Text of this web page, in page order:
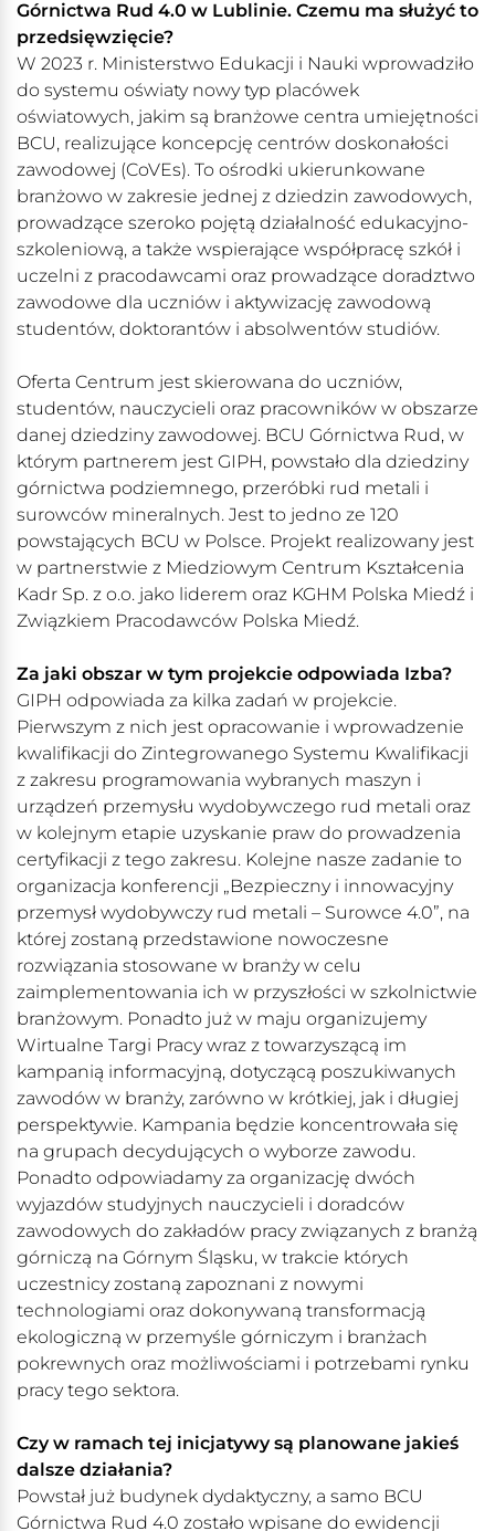
Górnictwa Rud 4.0 w Lublinie. Czemu ma służyć to
przedsięwzięcie?
W 2023 r. Ministerstwo Edukacji i Nauki wprowadziło
do systemu oświaty nowy typ placówek
oświatowych, jakim są branżowe centra umiejętności
BCU, realizujące koncepcję centrów doskonałości
zawodowej (CoVEs). To ośrodki ukierunkowane
branżowo w zakresie jednej z dziedzin zawodowych,
prowadzące szeroko pojętą działalność edukacyjno-
szkoleniową, a także wspierające współpracę szkół i
uczelni z pracodawcami oraz prowadzące doradztwo
zawodowe dla uczniów i aktywizację zawodową
studentów, doktorantów i absolwentów studiów.
Oferta Centrum jest skierowana do uczniów,
studentów, nauczycieli oraz pracowników w obszarze
danej dziedziny zawodowej. BCU Górnictwa Rud, w
którym partnerem jest GIPH, powstało dla dziedziny
górnictwa podziemnego, przeróbki rud metali i
surowców mineralnych. Jest to jedno ze 120
powstających BCU w Polsce. Projekt realizowany jest
w partnerstwie z Miedziowym Centrum Kształcenia
Kadr Sp. z o.o. jako liderem oraz KGHM Polska Miedź i
Związkiem Pracodawców Polska Miedź.
Za jaki obszar w tym projekcie odpowiada Izba?
GIPH odpowiada za kilka zadań w projekcie.
Pierwszym z nich jest opracowanie i wprowadzenie
kwalifikacji do Zintegrowanego Systemu Kwalifikacji
z zakresu programowania wybranych maszyn i
urządzeń przemysłu wydobywczego rud metali oraz
w kolejnym etapie uzyskanie praw do prowadzenia
certyfikacji z tego zakresu. Kolejne nasze zadanie to
organizacja konferencji „Bezpieczny i innowacyjny
przemysł wydobywczy rud metali – Surowce 4.0”, na
której zostaną przedstawione nowoczesne
rozwiązania stosowane w branży w celu
zaimplementowania ich w przyszłości w szkolnictwie
branżowym. Ponadto już w maju organizujemy
Wirtualne Targi Pracy wraz z towarzyszącą im
kampanią informacyjną, dotyczącą poszukiwanych
zawodów w branży, zarówno w krótkiej, jak i długiej
perspektywie. Kampania będzie koncentrowała się
na grupach decydujących o wyborze zawodu.
Ponadto odpowiadamy za organizację dwóch
wyjazdów studyjnych nauczycieli i doradców
zawodowych do zakładów pracy związanych z branżą
górniczą na Górnym Śląsku, w trakcie których
uczestnicy zostaną zapoznani z nowymi
technologiami oraz dokonywaną transformacją
ekologiczną w przemyśle górniczym i branżach
pokrewnych oraz możliwościami i potrzebami rynku
pracy tego sektora.
Czy w ramach tej inicjatywy są planowane jakieś
dalsze działania?
Powstał już budynek dydaktyczny, a samo BCU
Górnictwa Rud 4.0 zostało wpisane do ewidencji